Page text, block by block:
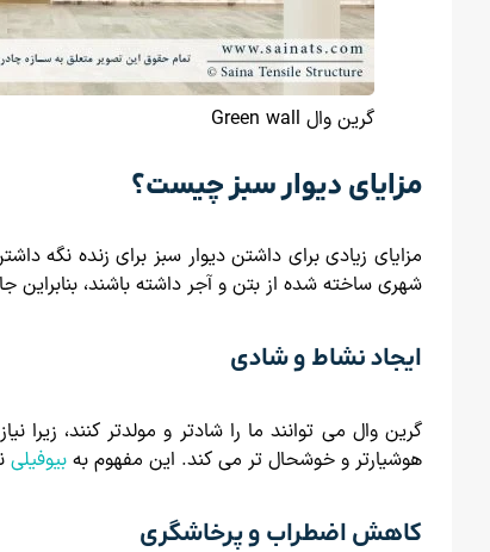
گرین وال Green wall
مزایای دیوار سبز چیست؟
مزایای زیادی برای داشتن دیوار سبز برای زنده نگه
شهری ساخته شده از بتن و آجر داشته باشند، بنابراین
ایجاد نشاط و شادی
گرین وال می توانند ما را شادتر و مولدتر کنند،
هوشیارتر و خوشحال تر می کند. این مفهوم به بیوفیلی
کاهش اضطراب و پرخاشگری